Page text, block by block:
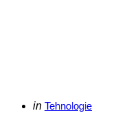
Categories
Posted
in Tehnologie